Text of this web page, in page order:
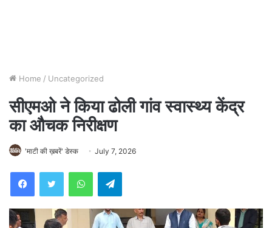
Home / Uncategorized
सीएमओ ने किया ढोली गांव स्वास्थ्य केंद्र
का औचक निरीक्षण
'माटी की ख़बरें' डेस्क July 7, 2026
WhatsAppTelegram